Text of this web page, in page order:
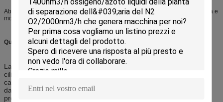
Abbiamo esportato a molti paesi ed all'anno di aree molto. Abbiamo il sistema e
molto prezzi ragionevoli rigorosi di controllo di qualità.
Qualità:
La materia prima superiore sarà adottata, la nostra fabbrica del
cilindro possiede il certificato ISO9001 e siamo stati in questo
campo di più di 20 anni, il nostro prodotto è stato venduto quasi
dappertutto, particolarmente con il mercato in Africa e l'Asia, la
prova rigorosa trattata avanzata e la fiducia entrambe del nostro